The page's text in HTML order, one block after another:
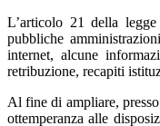
L’articolo 21 della
pubbliche
internet, alcune
retribuzione, recapiti
Al fine di ampliare,
ottemperanza alle